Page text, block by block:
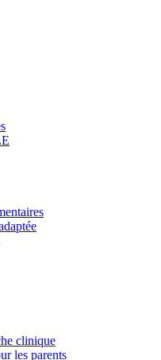
clinique
les parents